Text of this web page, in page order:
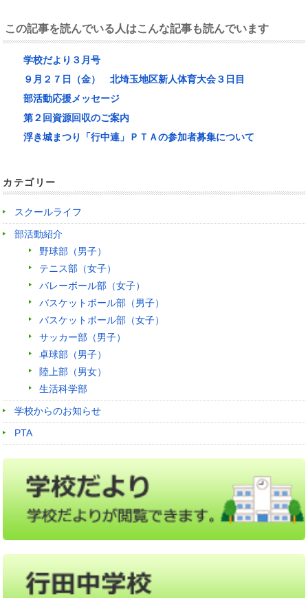
この記事を読んでいる人はこんな記事も読んでいます
学校だより３月号
９月２７日（金） 北埼玉地区新人体育大会３日目
部活動応援メッセージ
第２回資源回収のご案内
浮き城まつり「行中連」ＰＴＡの参加者募集について
カテゴリー
スクールライフ
部活動紹介
野球部（男子）
テニス部（女子）
バレーボール部（女子）
バスケットボール部（男子）
バスケットボール部（女子）
サッカー部（男子）
卓球部（男子）
陸上部（男女）
生活科学部
学校からのお知らせ
PTA